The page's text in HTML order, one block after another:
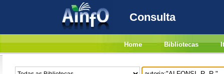
Consulta
Home Bibliotecas